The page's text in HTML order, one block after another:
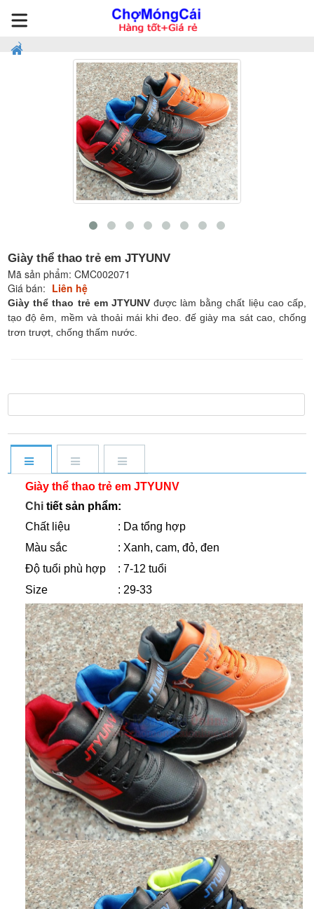
Giày thể thao trẻ em JTYUNV
Mã sản phẩm:CMC002071
Giá bán: Liên hệ
Giày thể thao trẻ em JTYUNVđược làm bằng chất liệu cao cấp,
tạo độ êm, mềm và thoải mái khi đeo. đế giày ma sát cao, chống
trơn trượt, chống thấm nước.
Giày thể thao trẻ em JTYUNV
Chi tiết sản phẩm:
Chất liệu
: Da tổng hợp
Màu sắc
: Xanh, cam, đỏ, đen
Độ tuổi phù hợp
: 7-12 tuổi
Size
: 29-33